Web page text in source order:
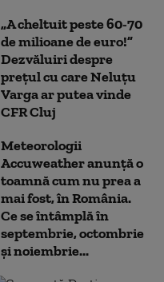
„A cheltuit peste 60-70
de milioane de euro!”
Dezvăluiri despre
prețul cu care Neluțu
Varga ar putea vinde
CFR Cluj
Meteorologii
Accuweather anunță o
toamnă cum nu prea a
mai fost, în România.
Ce se întâmplă în
septembrie, octombrie
și noiembrie...